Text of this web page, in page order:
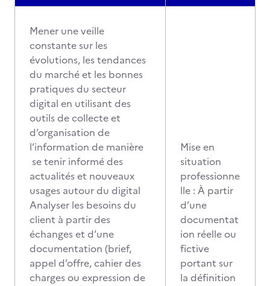
Mener une veille
constante sur les
évolutions, les tendances
du marché et les bonnes
pratiques du secteur
digital en utilisant des
outils de collecte et
d’organisation de
l’information de manière
se tenir informé des
actualités et nouveaux
usages autour du digital
Analyser les besoins du
client à partir des
échanges et d’une
documentation (brief,
appel d’offre, cahier des
charges ou expression de
Mise en
situation
professionne
lle : À partir
d’une
documentat
ion réelle ou
fictive
portant sur
la définition